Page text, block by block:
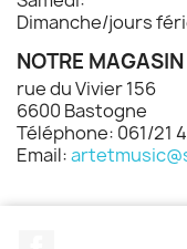
Dimanche/jours
NOTRE MAGASIN
rue du Vivier 156
6600 Bastogne
Téléphone: 061/21
Email: